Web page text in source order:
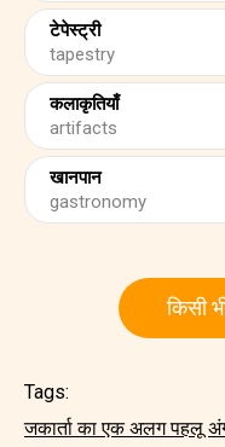
टेपेस्ट्री
tapestry
कलाकृतियाँ
artifacts
खानपान
gastronomy
किसी
Tags:
जकार्ता का एक अलग पहलू